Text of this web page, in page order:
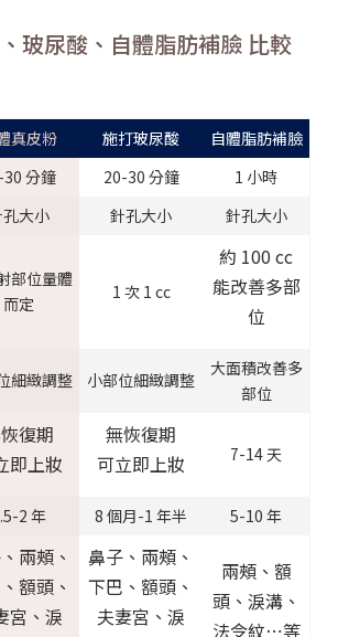
玻尿酸、自體脂肪補臉 比較
真皮粉 施打玻尿酸
自體脂肪補臉
分鐘 20-30 分鐘
1 小時
大小 針孔大小 針孔大小
部位量體
而定
1 次 1 cc
約 100 cc
能改善多部
位
細緻調整 小部位細緻調整
大面積改善多
部位
復期
即上妝
無恢復期
可立即上妝
7-14 天
2 年 8 個月-1 年半 5-10 年
兩頰、
額頭、
宮、淚
鼻子、兩頰、
下巴、額頭、
夫妻宮、淚
兩頰、額
頭、淚溝、
法令紋⋯等